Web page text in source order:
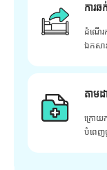
ការឆក់
ដំណើរ
ឯកសា
តាមដ
ក្រោយ​
បំពេញ​